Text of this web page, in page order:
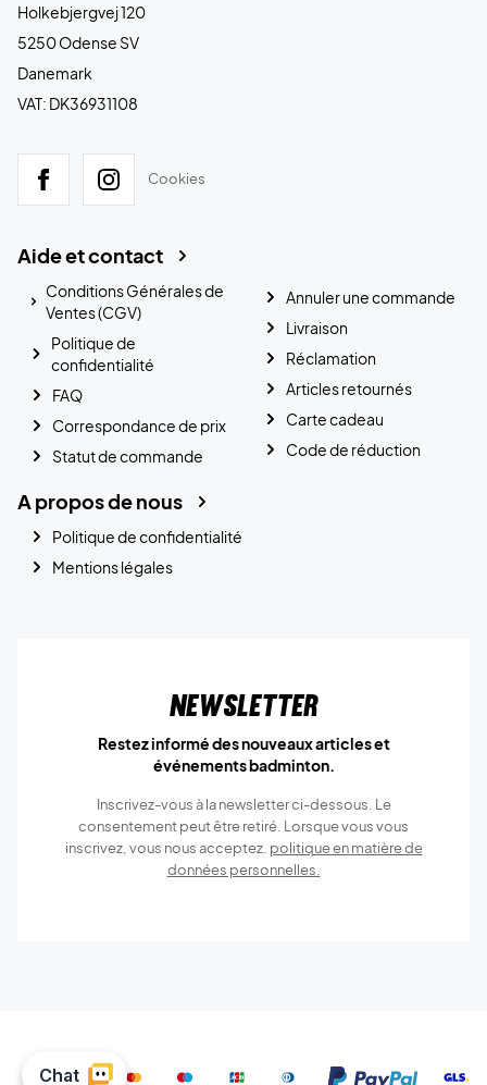
Holkebjergvej 120
5250 Odense SV
Danemark
VAT: DK36931108
Cookies
Aide et contact
Conditions Générales de
Ventes (CGV)
Politique de
confidentialité
FAQ
Correspondance de prix
Statut de commande
Annuler une commande
Livraison
Réclamation
Articles retournés
Carte cadeau
Code de réduction
A propos de nous
Politique de confidentialité
Mentions légales
Newsletter
Restez informé des nouveaux articles et
événements badminton.
Inscrivez-vous à la newsletter ci-dessous. Le
consentement peut être retiré. Lorsque vous vous
inscrivez, vous nous acceptez. politique en matière de
données personnelles.